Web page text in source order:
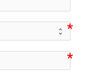
icon-